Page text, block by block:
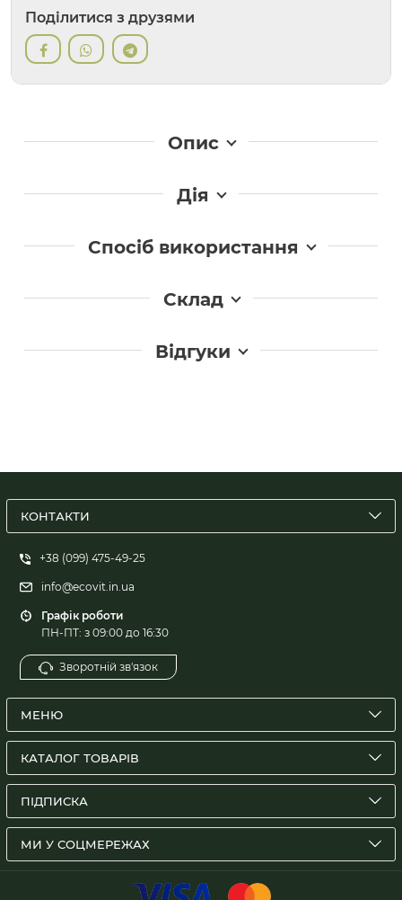
Поділитися з друзями
Опис
Дія
Спосіб використання
Склад
Відгуки
КОНТАКТИ
+38 (099) 475-49-25
info@ecovit.in.ua
Графік роботи
ПН-ПТ: з 09:00 до 16:30
Зворотній зв'язок
МЕНЮ
КАТАЛОГ ТОВАРІВ
ПІДПИСКА
МИ У СОЦМЕРЕЖАХ